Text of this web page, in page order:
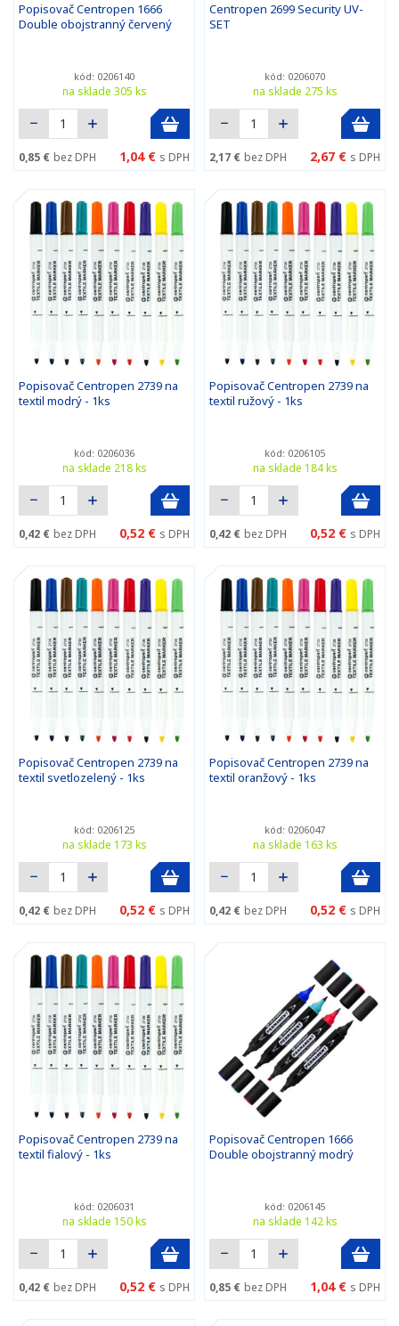
Popisovač Centropen 1666
Double obojstranný červený
kód: 0206140
na sklade 305 ks
0,85 € bez DPH 1,04 € s DPH
Centropen 2699 Security UV-
SET
kód: 0206070
na sklade 275 ks
2,17 € bez DPH 2,67 € s DPH
Popisovač Centropen 2739 na
textil modrý - 1ks
kód: 0206036
na sklade 218 ks
0,42 € bez DPH 0,52 € s DPH
Popisovač Centropen 2739 na
textil ružový - 1ks
kód: 0206105
na sklade 184 ks
0,42 € bez DPH 0,52 € s DPH
Popisovač Centropen 2739 na
textil svetlozelený - 1ks
kód: 0206125
na sklade 173 ks
0,42 € bez DPH 0,52 € s DPH
Popisovač Centropen 2739 na
textil oranžový - 1ks
kód: 0206047
na sklade 163 ks
0,42 € bez DPH 0,52 € s DPH
Popisovač Centropen 2739 na
textil fialový - 1ks
kód: 0206031
na sklade 150 ks
0,42 € bez DPH 0,52 € s DPH
Popisovač Centropen 1666
Double obojstranný modrý
kód: 0206145
na sklade 142 ks
0,85 € bez DPH 1,04 € s DPH